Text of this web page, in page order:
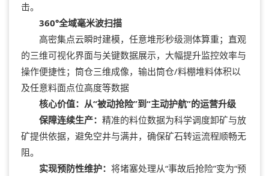
击。
360°全域毫米波扫描
高密集点云瞬时建模，任意堆形秒级测体算重；直观
的三维可视化界面与关键数据展示，大幅提升监控效率与
操作便捷性；筒仓三维成像，输出筒仓/料棚堆料体积以
及任意料面点位高度等数据
核心价值：从“被动抢险”到“主动护航”的运营升级
保障连续生产： 精准的料位数据为科学调度卸矿与放
矿提供依据，避免空井与满井，确保矿石转运流程顺畅无
阻。
实现预防性维护： 将堵塞处理从“事故后抢险”变为“预